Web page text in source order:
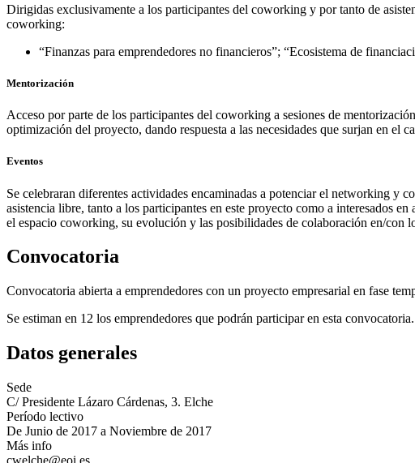
Dirigidas exclusivamente a los participantes del coworking y por tanto de
coworking:
“Finanzas para emprendedores no financieros”; “Ecosistema de
Mentorización
Acceso por parte de los participantes del coworking a sesiones de
optimización del proyecto, dando respuesta a las necesidades que surjan en el
Eventos
Se celebraran diferentes actividades encaminadas a potenciar el networking y
asistencia libre, tanto a los participantes en este proyecto como a interesados
el espacio coworking, su evolución y las posibilidades de colaboración en/con
Convocatoria
Convocatoria abierta a emprendedores con un proyecto empresarial en fase
Se estiman en 12 los emprendedores que podrán participar en esta
Datos generales
Sede
C/ Presidente Lázaro Cárdenas, 3. Elche
Período lectivo
De Junio de 2017 a Noviembre de 2017
Más info